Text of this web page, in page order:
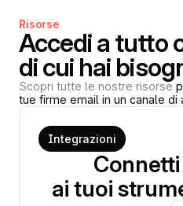
Risorse
Accedi a tutto
di cui hai
Scopri tutte le nostre risorse
tue firme email in un canale di
Integrazioni
ai tuoi